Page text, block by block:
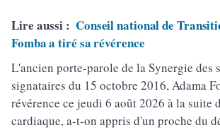
Lire aussi : Conseil national de
Fomba a tiré sa révérence
L'ancien porte-parole de la Synergie des
signataires du 15 octobre 2016, Adama
révérence ce jeudi 6 août 2026 à la suite
cardiaque, a-t-on appris d'un proche du